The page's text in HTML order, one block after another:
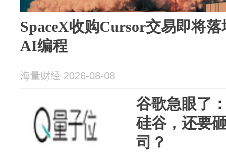
SpaceX收购Cursor交易即将
AI编程
海量财经 2026-08-08
谷歌急眼了
硅谷，还要
司？